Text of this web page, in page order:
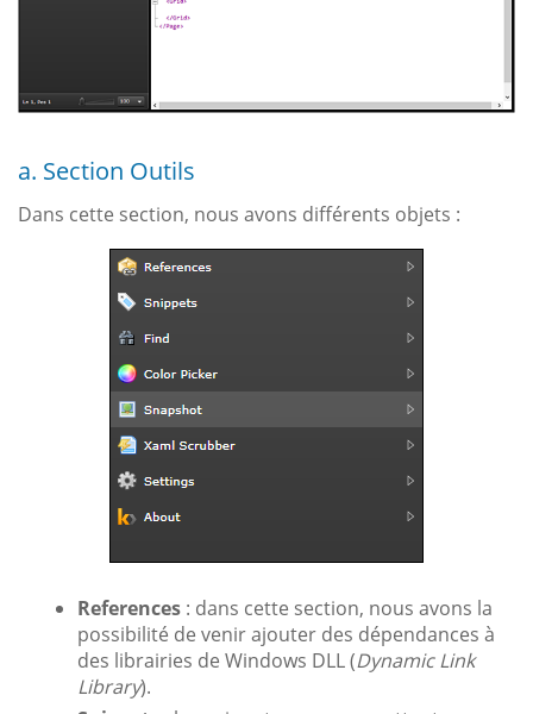
a. Section Outils
Dans cette section, nous avons différents objets :
References : dans cette section, nous avons la
possibilité de venir ajouter des dépendances à
des librairies de Windows DLL (Dynamic Link
Library).